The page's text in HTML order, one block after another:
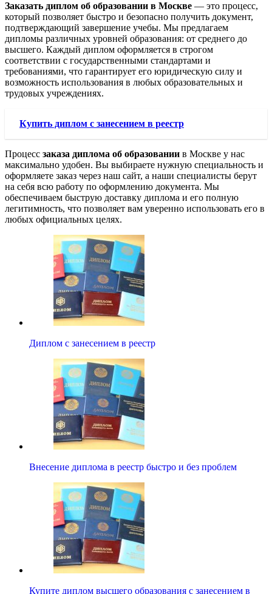
Заказать диплом об образовании в Москве — это процесс,
который позволяет быстро и безопасно получить документ,
подтверждающий завершение учебы. Мы предлагаем
дипломы различных уровней образования: от среднего до
высшего. Каждый диплом оформляется в строгом
соответствии с государственными стандартами и
требованиями, что гарантирует его юридическую силу и
возможность использования в любых образовательных и
трудовых учреждениях.
Купить диплом с занесением в реестр
Процесс заказа диплома об образовании в Москве у нас
максимально удобен. Вы выбираете нужную специальность и
оформляете заказ через наш сайт, а наши специалисты берут
на себя всю работу по оформлению документа. Мы
обеспечиваем быструю доставку диплома и его полную
легитимность, что позволяет вам уверенно использовать его в
любых официальных целях.
Диплом с занесением в реестр
Внесение диплома в реестр быстро и без проблем
Купите диплом высшего образования с занесением в